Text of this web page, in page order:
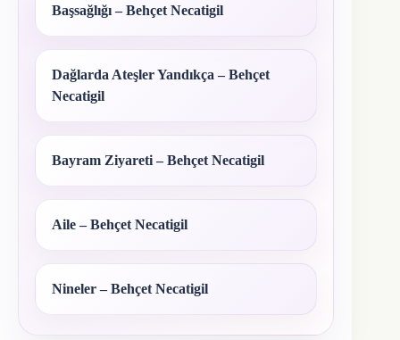
Başsağlığı – Behçet Necatigil
Dağlarda Ateşler Yandıkça – Behçet
Necatigil
Bayram Ziyareti – Behçet Necatigil
Aile – Behçet Necatigil
Nineler – Behçet Necatigil